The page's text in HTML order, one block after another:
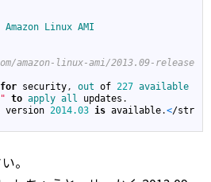
Amazon Linux AMI
amazon-linux-ami/2013.09-release
for security, out of 227 available
to apply all updates .
version 2014.03 is available.</str
。